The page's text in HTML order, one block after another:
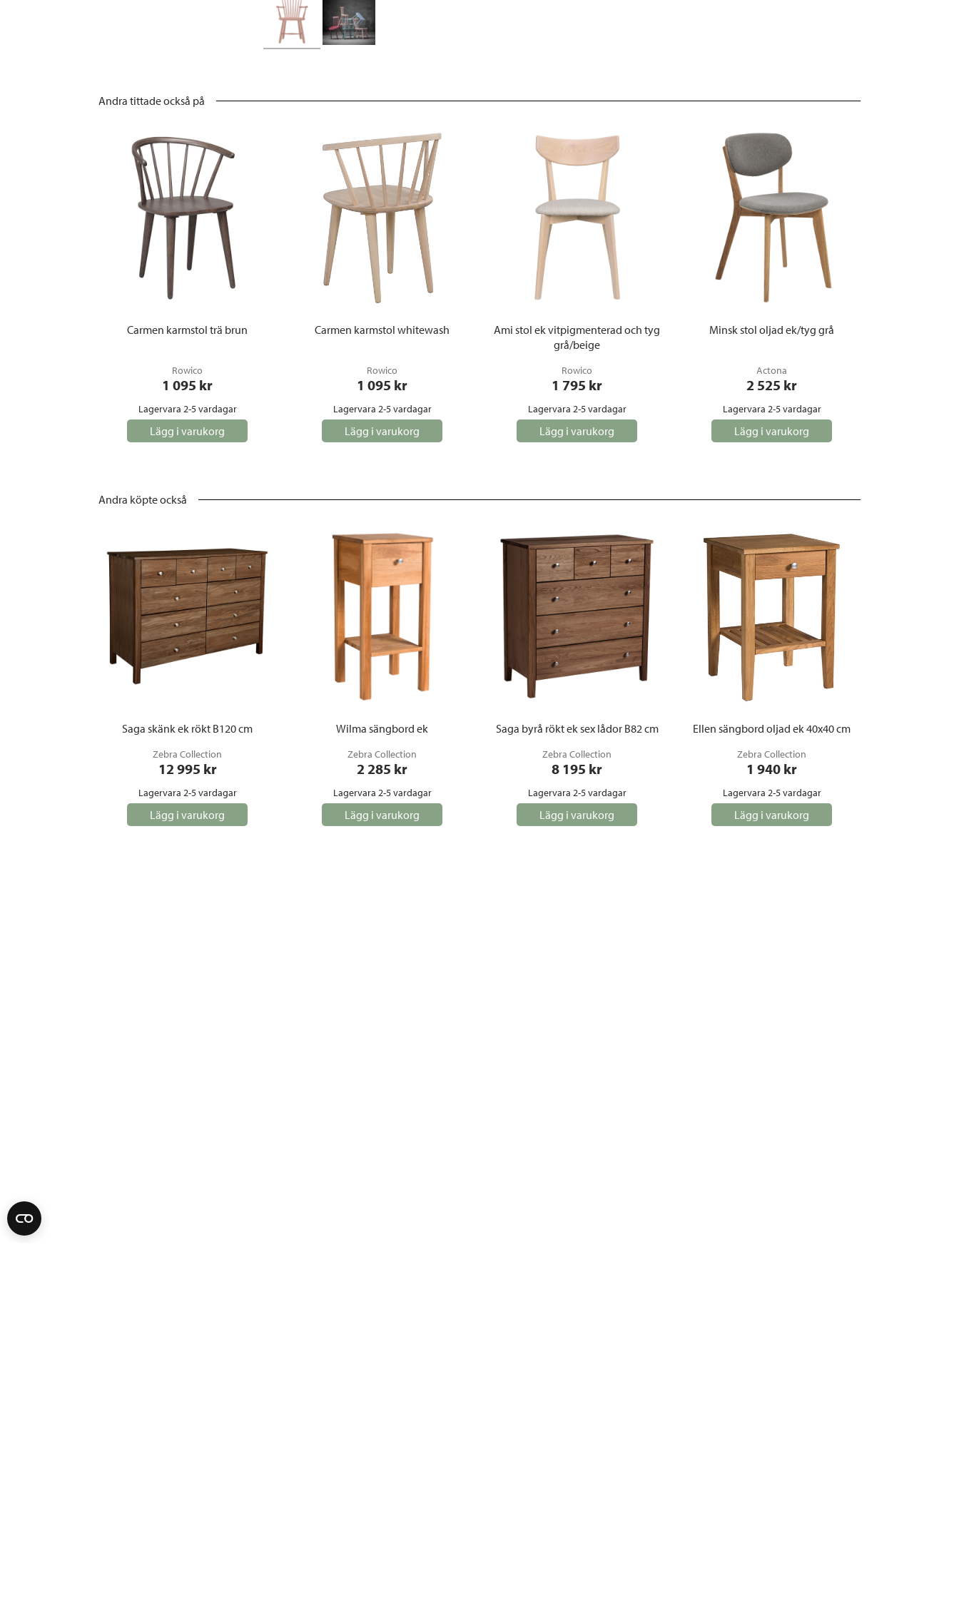
Andra tittade också på
Carmen karmstol trä brun
Rowico
1 095 kr
Lagervara 2-5 vardagar
Lägg i varukorg
Carmen karmstol whitewash
Rowico
1 095 kr
Lagervara 2-5 vardagar
Lägg i varukorg
Ami stol ek vitpigmenterad och tyg
grå/beige
Rowico
1 795 kr
Lagervara 2-5 vardagar
Lägg i varukorg
Minsk stol oljad ek/tyg grå
Actona
2 525 kr
Lagervara 2-5 vardagar
Lägg i varukorg
Andra köpte också
Saga skänk ek rökt B120 cm
Zebra Collection
12 995 kr
Lagervara 2-5 vardagar
Lägg i varukorg
Wilma sängbord ek
Zebra Collection
2 285 kr
Lagervara 2-5 vardagar
Lägg i varukorg
Saga byrå rökt ek sex lådor B82 cm
Zebra Collection
8 195 kr
Lagervara 2-5 vardagar
Lägg i varukorg
Ellen sängbord oljad ek 40x40 cm
Zebra Collection
1 940 kr
Lagervara 2-5 vardagar
Lägg i varukorg